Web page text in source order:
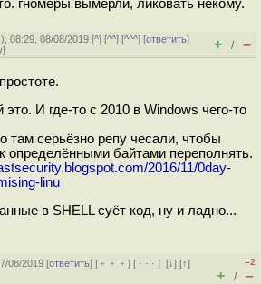
гномеры вымерли, ликовать некому.
), 08:29, 08/08/2019 [^] [^^] [^^^] [ответить]
] + / –
это. И где-то с 2010 в Windows чего-то
там серьёзно репу чесали, чтобы
определёнными байтами переполнять.
2016/11/0day-
linu
в SHELL суёт код, ну и ладно...
08/2019 [ответить] [ ﹢﹢﹢] [ · · ·][↓] [↑]
–2
+ / –